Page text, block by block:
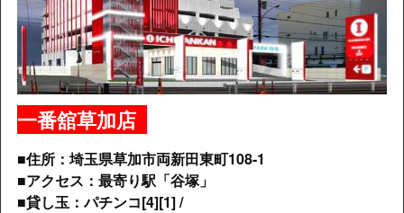
一番舘草加店
■住所：埼玉県草加市両新田東町108-1
■アクセス：最寄り駅「谷塚」
■貸し玉：パチンコ[4][1] /